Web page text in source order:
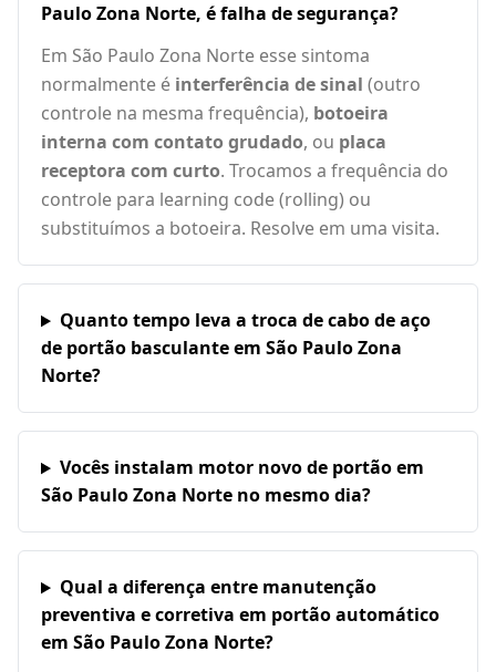
Paulo Zona Norte, é falha de segurança?
Em São Paulo Zona Norte esse sintoma
normalmente é interferência de sinal (outro
controle na mesma frequência), botoeira
interna com contato grudado, ou placa
receptora com curto. Trocamos a frequência do
controle para learning code (rolling) ou
substituímos a botoeira. Resolve em uma visita.
Quanto tempo leva a troca de cabo de aço
de portão basculante em São Paulo Zona
Norte?
Vocês instalam motor novo de portão em
São Paulo Zona Norte no mesmo dia?
Qual a diferença entre manutenção
preventiva e corretiva em portão automático
em São Paulo Zona Norte?